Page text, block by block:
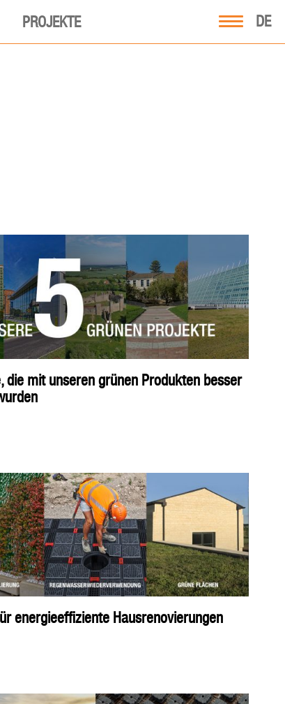
DE
PROJEKTE
die mit unseren grünen Produkten besser
energieeffiziente Hausrenovierungen